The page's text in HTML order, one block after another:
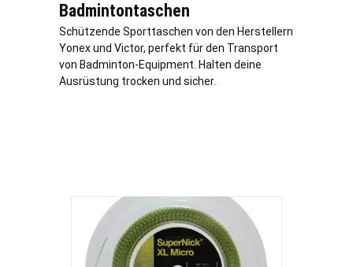
Badmintontaschen
Schützende Sporttaschen von den Herstellern
Yonex und Victor, perfekt für den Transport
von Badminton-Equipment. Halten deine
Ausrüstung trocken und sicher.